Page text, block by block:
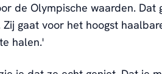
de Olympische waarden. Dat
Zij gaat voor het hoogst
halen.'